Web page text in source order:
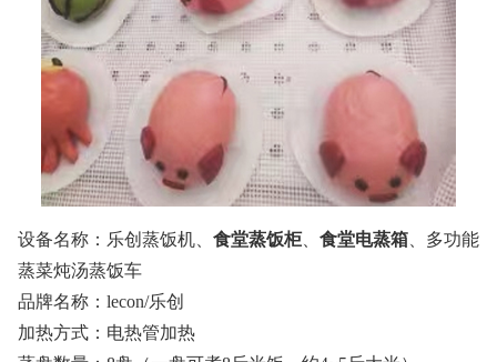
设备名称：乐创蒸饭机、 食堂蒸饭柜、 食堂电蒸箱 、多功能
蒸菜炖汤蒸饭车
品牌名称：lecon/乐创
加热方式：电热管加热